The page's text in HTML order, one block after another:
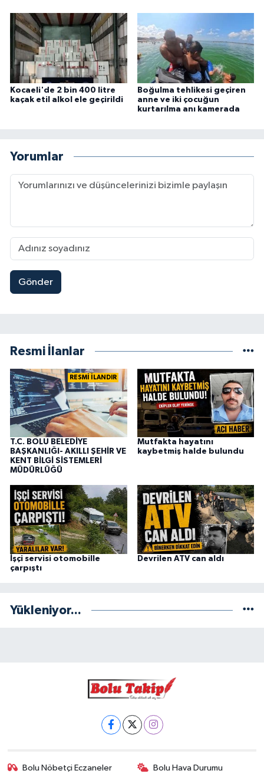
Kocaeli'de 2 bin 400 litre
kaçak etil alkol ele geçirildi
Boğulma tehlikesi geçiren
anne ve iki çocuğun
kurtarılma anı kamerada
Yorumlar
Gönder
Resmi İlanlar
RESMİ İLANDIR
T.C. BOLU BELEDİYE
BAŞKANLIĞI- AKILLI ŞEHİR VE
KENT BİLGİ SİSTEMLERİ
MÜDÜRLÜĞÜ
Mutfakta hayatını
kaybetmiş halde bulundu
İşçi servisi otomobille
çarpıştı
Devrilen ATV can aldı
Yükleniyor...
Bolu Nöbetçi Eczaneler Bolu Hava Durumu